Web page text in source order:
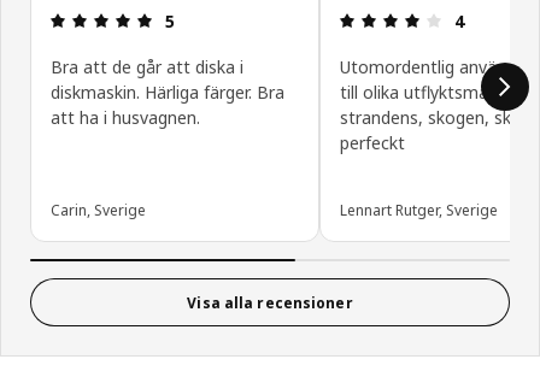
Recension: 5 / 5 stjärnor.
5
Bra att de går att diska i
diskmaskin. Härliga färger. Bra
att ha i husvagnen.
Carin, Sverige
4
Utomordentlig använder
till olika utflyktsmål, på
strandens, skogen,
perfeckt
Lennart Rutger, Sverige
Visa alla recensioner